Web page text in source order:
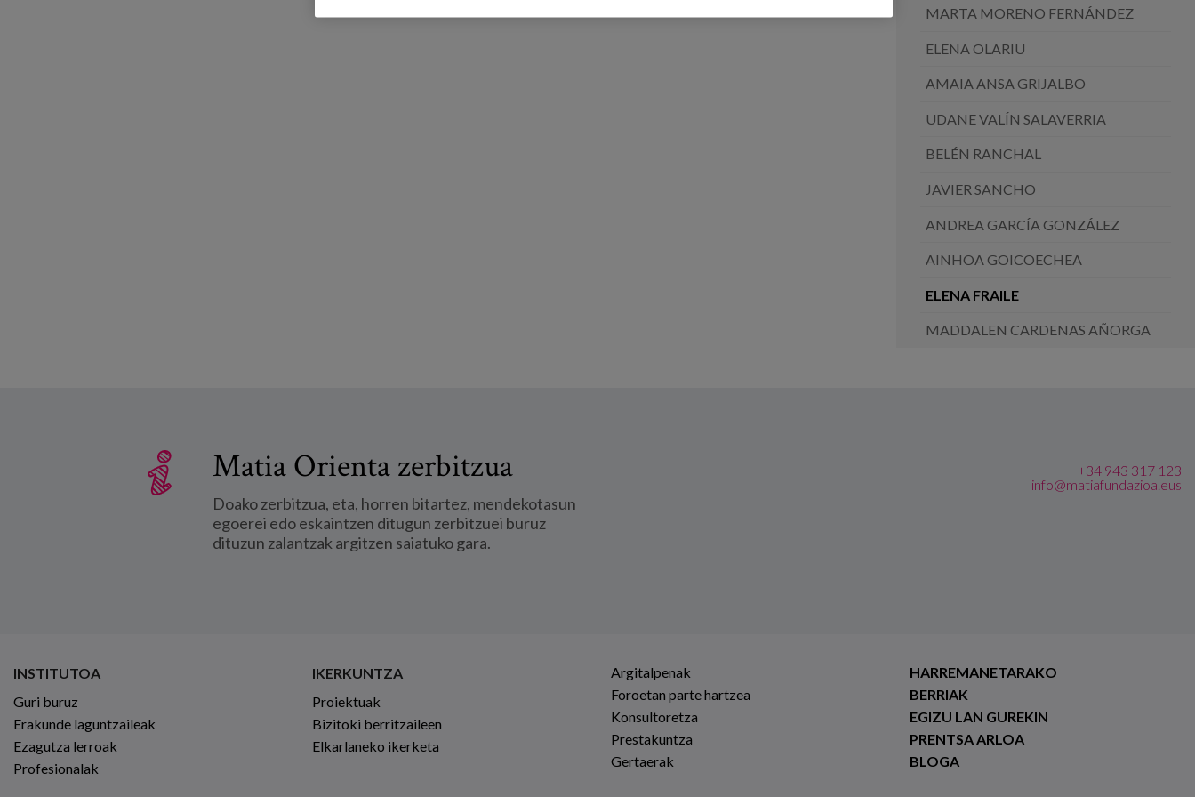
MARTA MORENO FERNÁNDEZ
ELENA OLARIU
AMAIA ANSA GRIJALBO
UDANE VALÍN SALAVERRIA
BELÉN RANCHAL
JAVIER SANCHO
ANDREA GARCÍA GONZÁLEZ
AINHOA GOICOECHEA
ELENA FRAILE
MADDALEN CARDENAS AÑORGA
Matia Orienta zerbitzua
Doako zerbitzua, eta, horren bitartez, mendekotasun
egoerei edo eskaintzen ditugun zerbitzuei buruz
dituzun zalantzak argitzen saiatuko gara.
+34 943 317 123
info@matiafundazioa.eus
INSTITUTOA
Guri buruz
Erakunde laguntzaileak
Ezagutza lerroak
Profesionalak
IKERKUNTZA
Proiektuak
Bizitoki berritzaileen
Elkarlaneko ikerketa
Argitalpenak
Foroetan parte hartzea
Konsultoretza
Prestakuntza
Gertaerak
HARREMANETARAKO
BERRIAK
EGIZU LAN GUREKIN
PRENTSA ARLOA
BLOGA